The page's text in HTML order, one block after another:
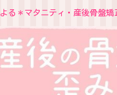
る＊マタニティ・産後骨盤